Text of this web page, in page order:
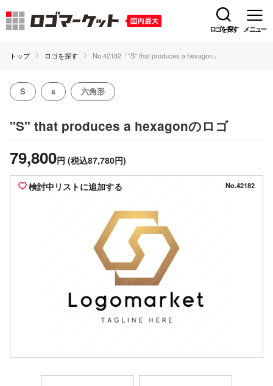
ロゴを探す メニュー
トップ ロゴを探す No.42182「"S" that produces a hexagon」
S s 六角形
"S" that produces a hexagonのロゴ
79,800円 (税込87,780円)
検討中リストに追加する No.42182